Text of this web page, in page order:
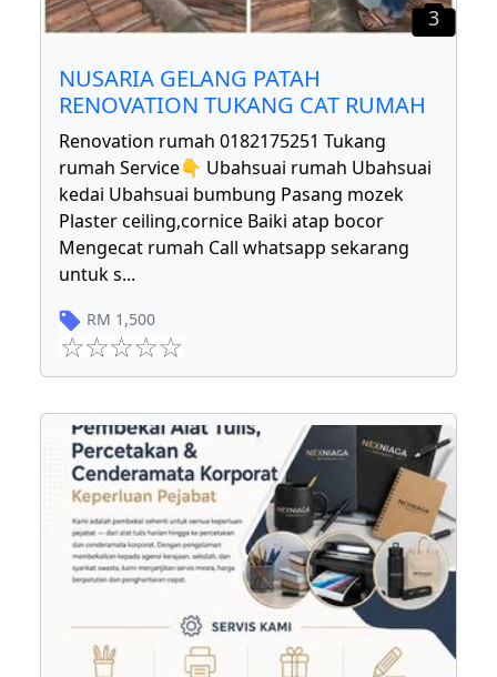
3
NUSARIA GELANG PATAH
RENOVATION TUKANG CAT RUMAH
Renovation rumah 0182175251 Tukang
rumah Service👇 Ubahsuai rumah Ubahsuai
kedai Ubahsuai bumbung Pasang mozek
Plaster ceiling,cornice Baiki atap bocor
Mengecat rumah Call whatsapp sekarang
untuk s...
RM 1,500